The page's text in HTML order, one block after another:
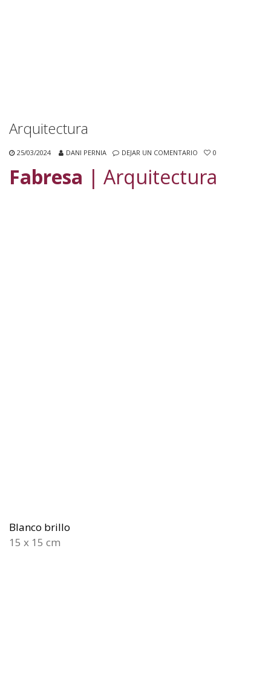
Arquitectura
25/03/2024 DANI PERNIA DEJAR UN COMENTARIO 0
Fabresa | Arquitectura
Blanco brillo
15 x 15 cm